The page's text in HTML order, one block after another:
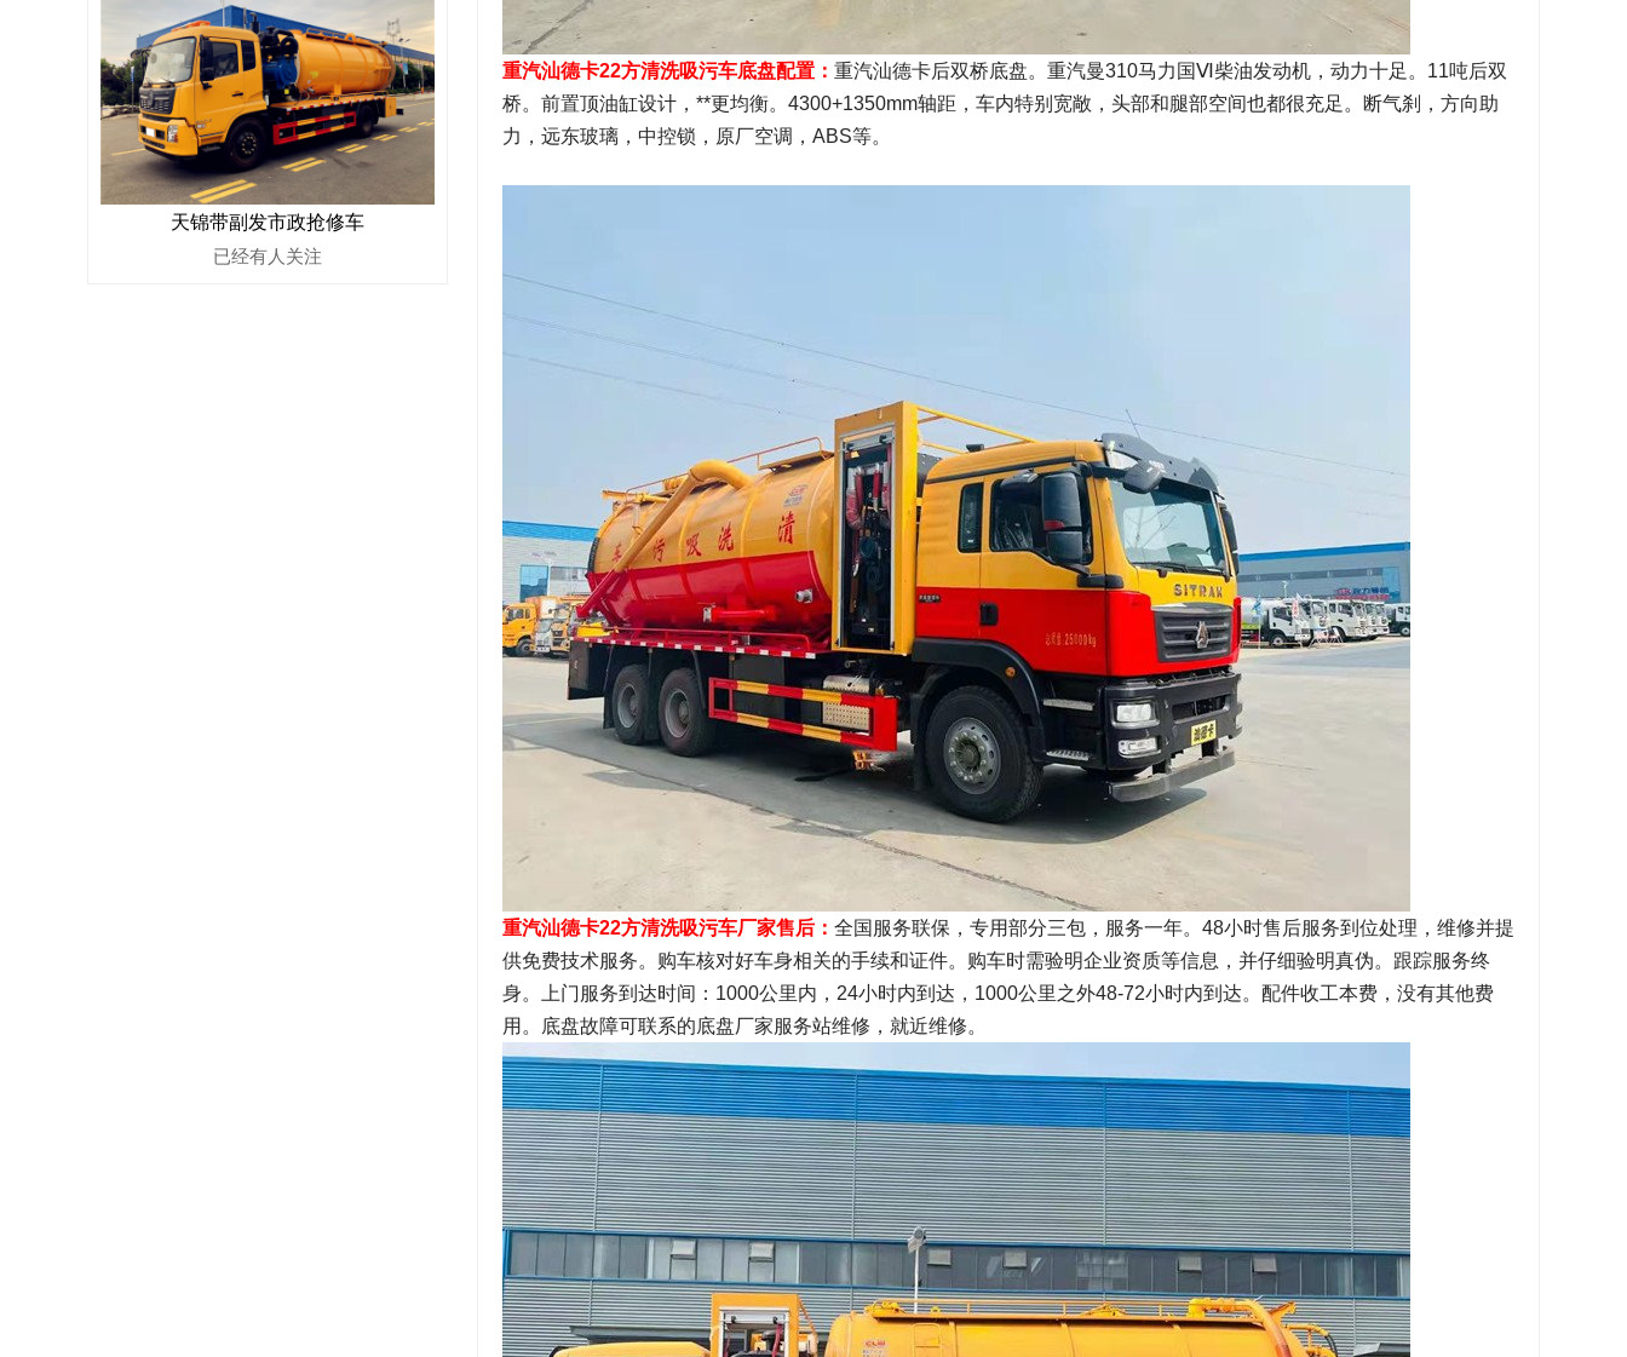
重汽汕德卡22方清洗吸污车底盘配置： 重汽汕德卡后双桥底盘。重汽曼310马力国Ⅵ柴油发动机，动力十足。11吨后双
桥。前置顶油缸设计，**更均衡。4300+1350mm轴距，车内特别宽敞，头部和腿部空间也都很充足。断气刹，方向助
力，远东玻璃，中控锁，原厂空调，ABS等。
重汽汕德卡22方清洗吸污车厂家售后： 全国服务联保，专用部分三包，服务一年。48小时售后服务到位处理，维修并提
供免费技术服务。购车核对好车身相关的手续和证件。购车时需验明企业资质等信息，并仔细验明真伪。跟踪服务终
身。上门服务到达时间：1000公里内，24小时内到达，1000公里之外48-72小时内到达。配件收工本费，没有其他费
用。底盘故障可联系的底盘厂家服务站维修，就近维修。
天锦带副发市政抢修车
已经有人关注